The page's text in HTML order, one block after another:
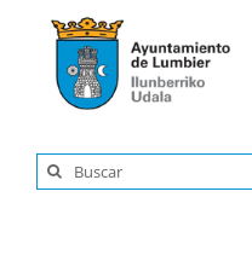
Saltar
contenido
Buscar: